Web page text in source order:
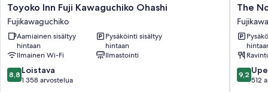
Toyoko
Inn
Fuji
Kawaguchiko
Ohashi
Fujikawaguchiko
Toyoko Inn Fuji Kawaguchiko Ohashi
Fujikawaguchiko
Aamiainen sisältyy
hintaan
Pysäköinti sisältyy
hintaan
Ilmainen Wi-Fi
Ilmastointi
8.8
kautta
8,8 Loistava
1 358 arvostelua
The
Hotel
The
9.2
kautta
9,2
512